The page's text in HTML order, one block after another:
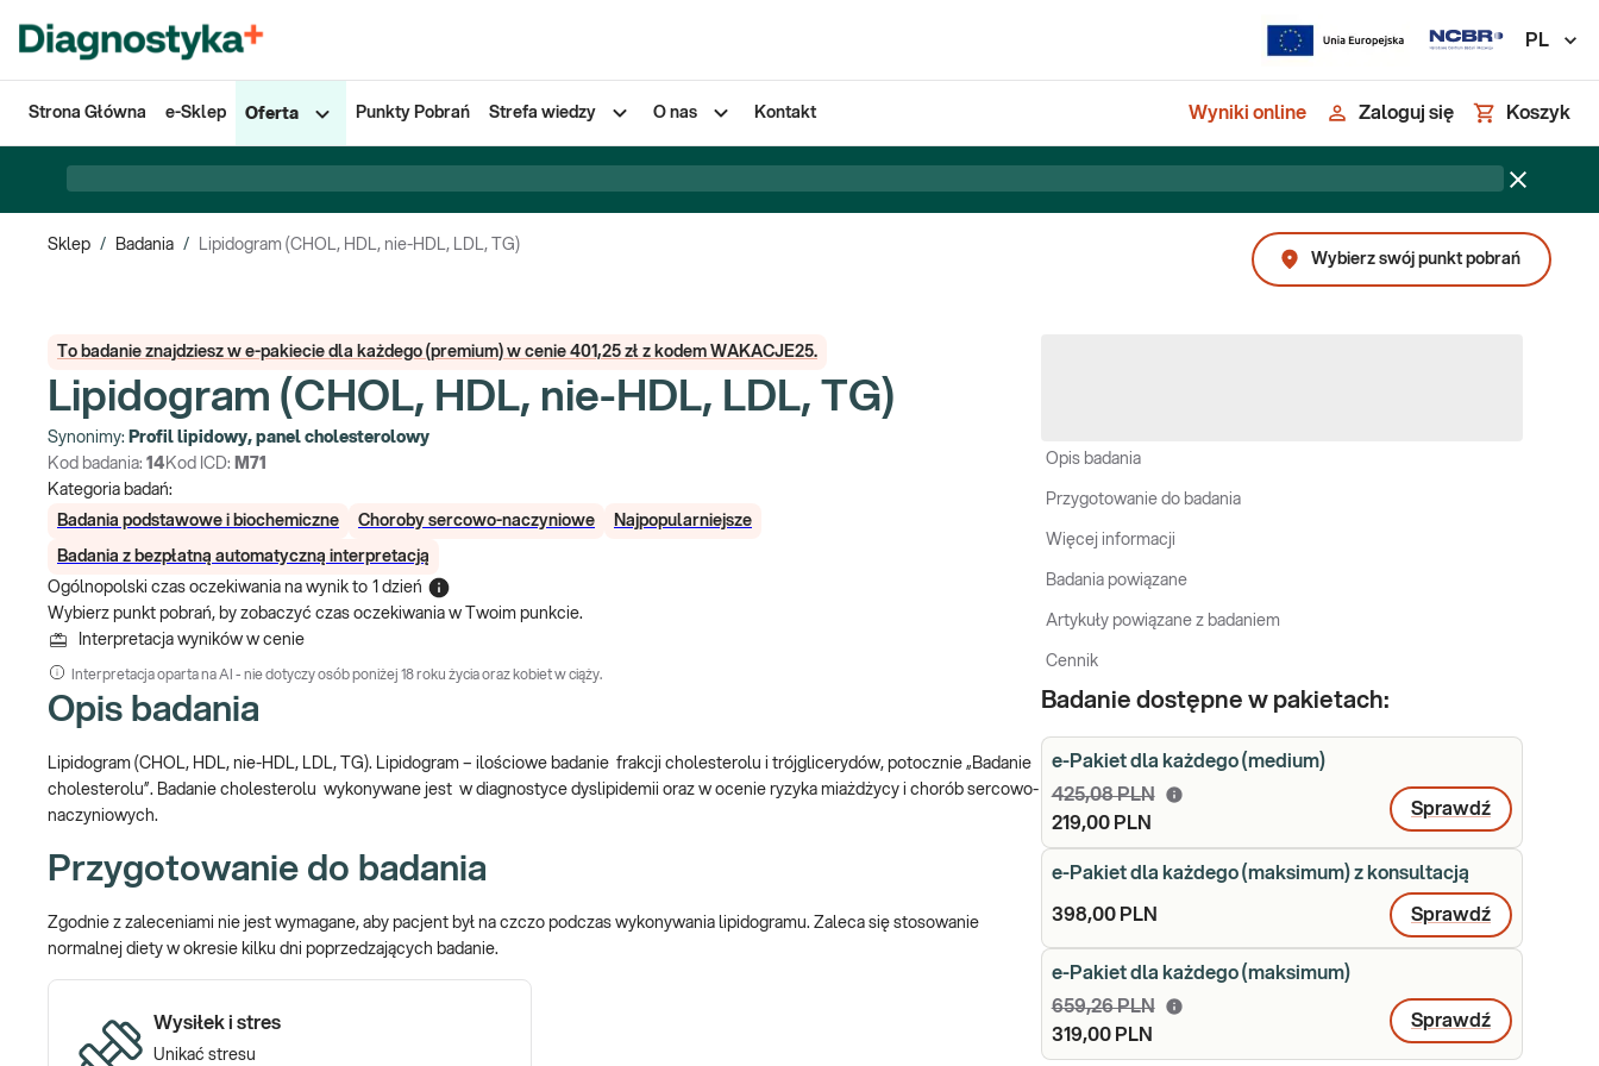
PL
Strona Główna e-Sklep Oferta Punkty Pobrań Strefa wiedzy O nas Kontakt Wyniki online Zaloguj się Koszyk
Sklep / Badania /
Lipidogram (CHOL, HDL, nie-HDL, LDL, TG)
Wybierz swój punkt pobrań
To badanie znajdziesz w e-pakiecie dla każdego (premium) w cenie 401,25 zł z kodem WAKACJE25.
Lipidogram (CHOL, HDL, nie-HDL, LDL, TG)
Synonimy: Profil lipidowy, panel cholesterolowy
Kod badania: 14 Kod ICD: M71
Kategoria badań:
Badania podstawowe i biochemiczne
Choroby sercowo-naczyniowe Najpopularniejsze
Badania z bezpłatną automatyczną interpretacją
Ogólnopolski czas oczekiwania na wynik to 1 dzień
Wybierz punkt pobrań, by zobaczyć czas oczekiwania w Twoim punkcie.
Interpretacja wyników w cenie
Interpretacja oparta na AI - nie dotyczy osób poniżej 18 roku życia oraz kobiet w ciąży.
Opis badania
Lipidogram (CHOL, HDL, nie-HDL, LDL, TG). Lipidogram – ilościowe badanie frakcji cholesterolu i trójglicerydów, potocznie „Badanie
cholesterolu”. Badanie cholesterolu wykonywane jest w diagnostyce dyslipidemii oraz w ocenie ryzyka miażdżycy i chorób sercowo-
naczyniowych.
Przygotowanie do badania
Zgodnie z zaleceniami nie jest wymagane, aby pacjent był na czczo podczas wykonywania lipidogramu. Zaleca się stosowanie
normalnej diety w okresie kilku dni poprzedzających badanie.
Wysiłek i stres
Unikać stresu
Opis badania
Przygotowanie do badania
Więcej informacji
Badania powiązane
Artykuły powiązane z badaniem
Cennik
Badanie dostępne w pakietach:
e-Pakiet dla każdego (medium)
425,08 PLN
219,00 PLN
Sprawdź
e-Pakiet dla każdego (maksimum) z konsultacją
398,00 PLN Sprawdź
e-Pakiet dla każdego (maksimum)
659,26 PLN
319,00 PLN
Sprawdź